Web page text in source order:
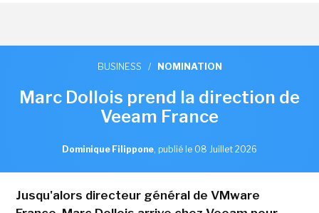
BUSINESS / NOMINATION
Marc Dollois prend la direction de
Veeam France
Dominique Filippone, publié le 08 Juillet 2026
Jusqu'alors directeur général de VMware